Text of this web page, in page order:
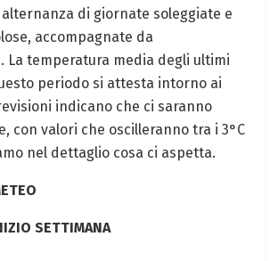
di giornate soleggiate e
accompagnate da
La temperatura media degli ultimi
periodo si attesta intorno ai
indicano che ci saranno
con valori che oscilleranno tra i 3°C
nel dettaglio cosa ci aspetta.
SETTIMANA